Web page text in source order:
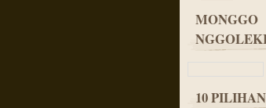
MONGGO
10